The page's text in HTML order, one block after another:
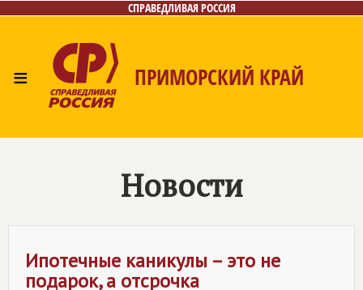
СПРАВЕДЛИВАЯ РОССИЯ
≡ ПРИМОРСКИЙ КРАЙ
Новости
Ипотечные каникулы – это не
подарок, а отсрочка